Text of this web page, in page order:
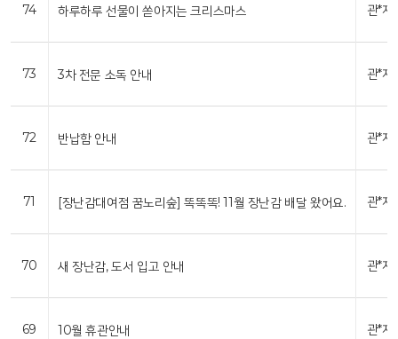
74 하루하루 선물이 쏟아지는 크리스마스 관*자
73 3차 전문 소독 안내 관*자
72 반납함 안내 관*자
71 [장난감대여점 꿈노리숲] 똑똑똑! 11월 장난감 배달 왔어요. 관*자
70 새 장난감, 도서 입고 안내 관*자
69 10월 휴관안내 관*자